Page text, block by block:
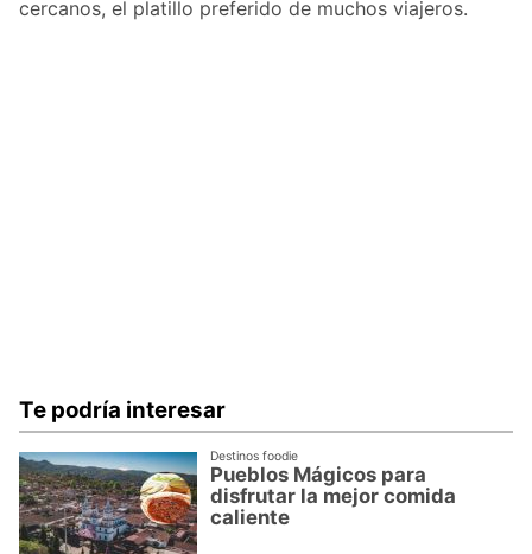
cercanos, el platillo preferido de muchos viajeros.
Te podría interesar
Destinos foodie
Pueblos Mágicos para
disfrutar la mejor comida
caliente